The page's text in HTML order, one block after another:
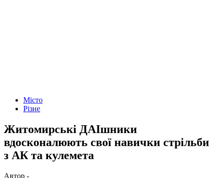
Місто
Різне
Житомирські ДАІшники
вдосконалюють свої навички стрільби
з АК та кулемета
Автор -